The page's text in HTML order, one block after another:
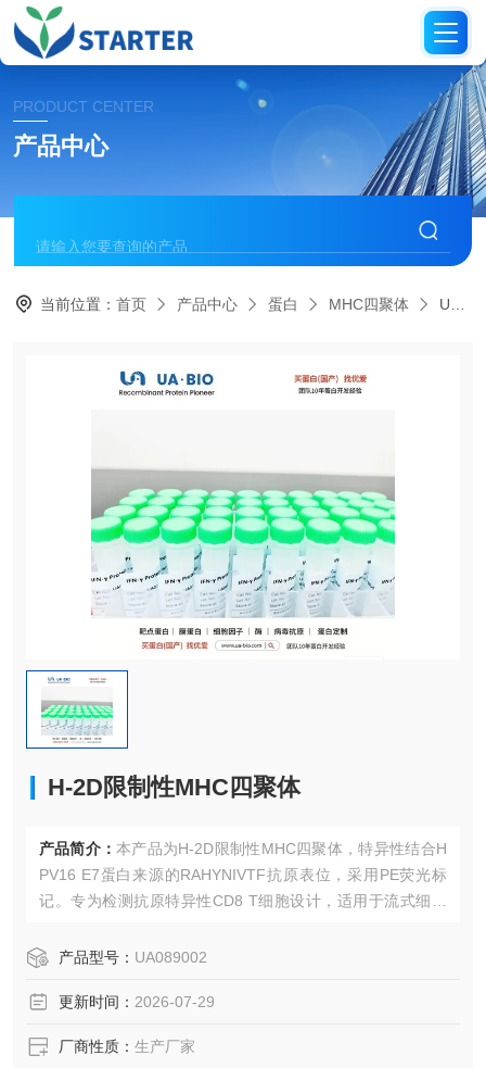
PRODUCT CENTER
产品中心
当前位置：首页 产品中心 蛋白 MHC四聚体 UA089002H-2D限制性MHC四聚体
H-2D限制性MHC四聚体
产品简介： 本产品为H-2D限制性MHC四聚体，特异性结合H
PV16 E7蛋白来源的RAHYNIVTF抗原表位，采用PE荧光标
记。专为检测抗原特异性CD8 T细胞设计，适用于流式细胞
产品型号： UA089002
更新时间： 2026-07-29
厂商性质： 生产厂家